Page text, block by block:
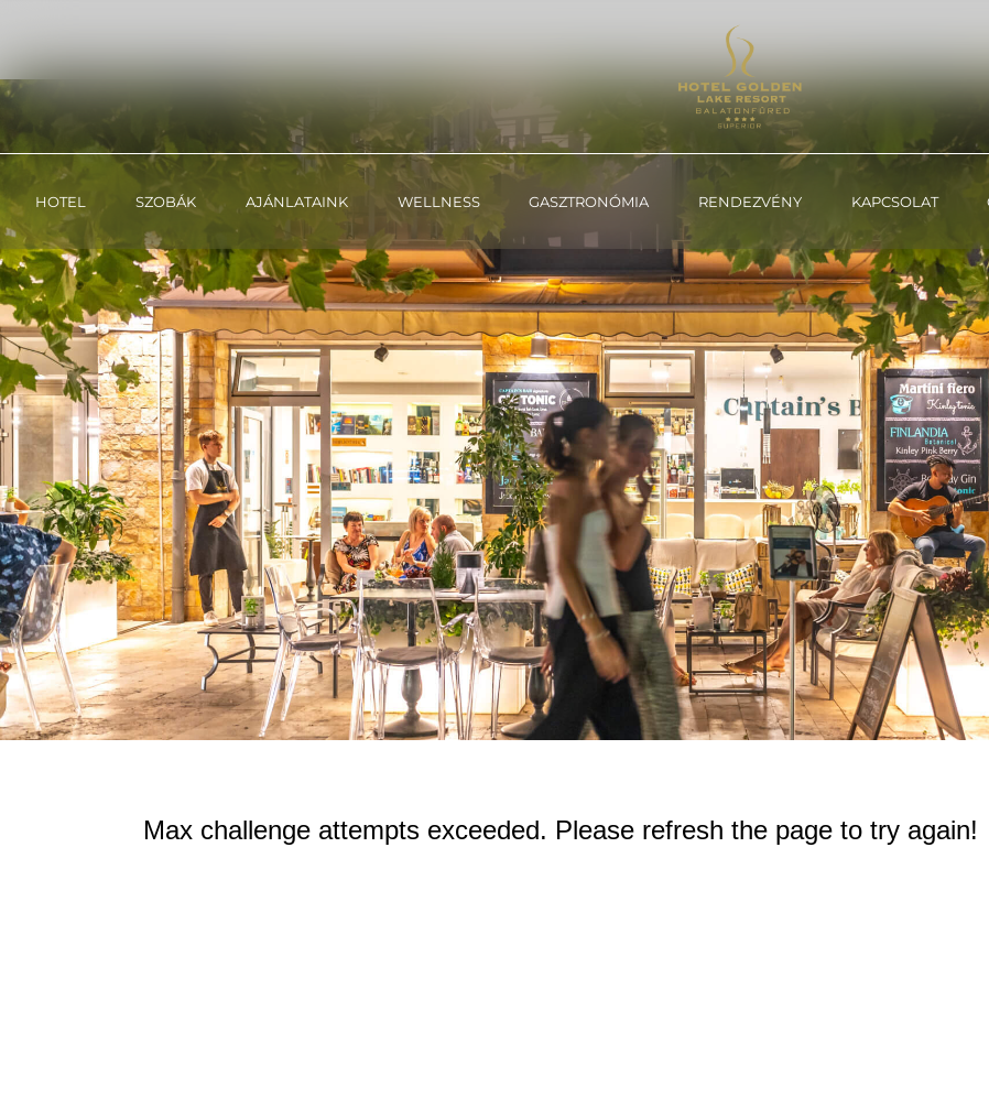
HOTEL SZOBÁK AJÁNLATAINK WELLNESS GASZTRONÓMIA RENDEZVÉNY KAPCSOLAT
Ajánlatkérés